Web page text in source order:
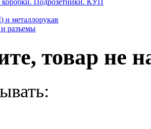
коробки. Подрозетники. КУП
металлорукав
разъемы
товар не